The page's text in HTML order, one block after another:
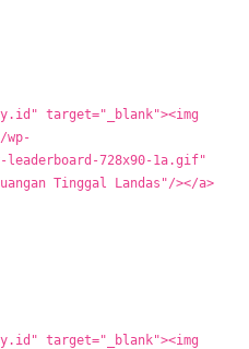
target="_blank"><img
leaderboard-728x90-1a.gif"
Tinggal Landas"/></a>
target="_blank"><img